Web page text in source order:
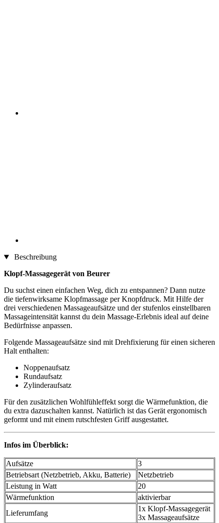
Beschreibung
Klopf-Massagegerät von Beurer
Du suchst einen einfachen Weg, dich zu entspannen? Dann nutze
die tiefenwirksame Klopfmassage per Knopfdruck. Mit Hilfe der
drei verschiedenen Massageaufsätze und der stufenlos einstellbaren
Massageintensität kannst du dein Massage-Erlebnis ideal auf deine
Bedürfnisse anpassen.
Folgende Massageaufsätze sind mit Drehfixierung für einen sicheren
Halt enthalten:
Noppenaufsatz
Rundaufsatz
Zylinderaufsatz
Für den zusätzlichen Wohlfühleffekt sorgt die Wärmefunktion, die
du extra dazuschalten kannst. Natürlich ist das Gerät ergonomisch
geformt und mit einem rutschfesten Griff ausgestattet.
Infos im Überblick:
Aufsätze
3
Betriebsart (Netzbetrieb, Akku, Batterie)
Netzbetrieb
Leistung in Watt
20
Wärmefunktion
aktivierbar
Lieferumfang
1x Klopf-Massagegerät
3x Massageaufsätze